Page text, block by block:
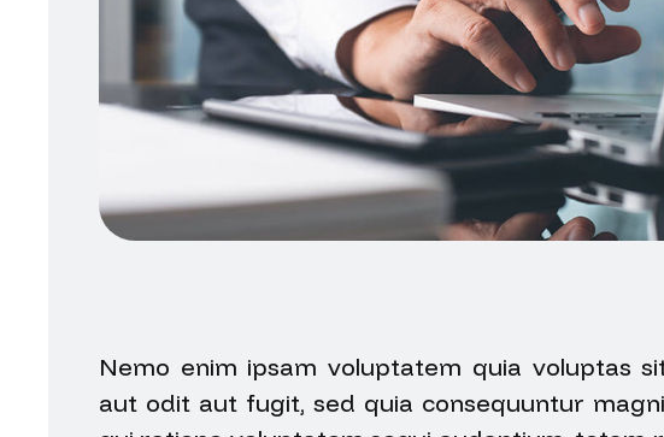
Nemo enim ipsam voluptatem quia voluptas
aut odit aut fugit, sed quia consequuntur